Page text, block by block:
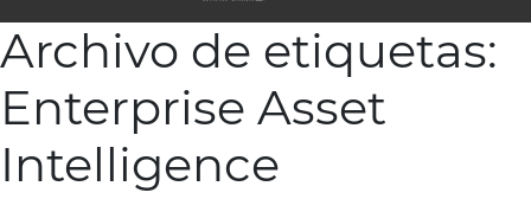
Archivo de etiquetas:
Enterprise Asset
Intelligence